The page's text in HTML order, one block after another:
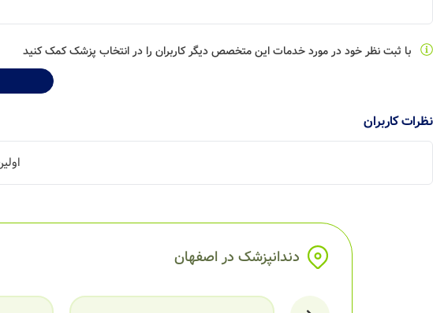
با ثبت نظر خود در مورد خدمات این متخصص دیگر کاربران را در انتخاب پزشک کمک کنید
نظرات کاربران
دندانپزشک در اصفهان